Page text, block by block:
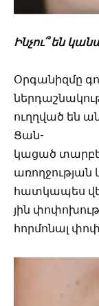
Ինչու՞ են
Օրգանիզմը
ուղղված են
Ցան-
կացած
հատկապես
յին
հորմոնալ